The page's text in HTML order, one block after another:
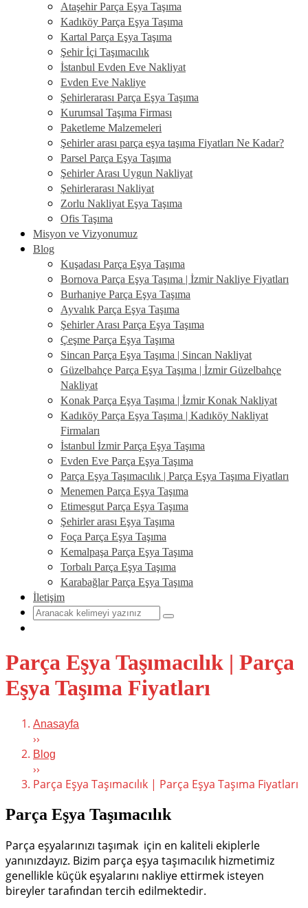
Ataşehir Parça Eşya Taşıma
Kadıköy Parça Eşya Taşıma
Kartal Parça Eşya Taşıma
Şehir İçi Taşımacılık
İstanbul Evden Eve Nakliyat
Evden Eve Nakliye
Şehirlerarası Parça Eşya Taşıma
Kurumsal Taşıma Firması
Paketleme Malzemeleri
Şehirler arası parça eşya taşıma Fiyatları Ne Kadar?
Parsel Parça Eşya Taşıma
Şehirler Arası Uygun Nakliyat
Şehirlerarası Nakliyat
Zorlu Nakliyat Eşya Taşıma
Ofis Taşıma
Misyon ve Vizyonumuz
Blog
Kuşadası Parça Eşya Taşıma
Bornova Parça Eşya Taşıma | İzmir Nakliye Fiyatları
Burhaniye Parça Eşya Taşıma
Ayvalık Parça Eşya Taşıma
Şehirler Arası Parça Eşya Taşıma
Çeşme Parça Eşya Taşıma
Sincan Parça Eşya Taşıma | Sincan Nakliyat
Güzelbahçe Parça Eşya Taşıma | İzmir Güzelbahçe
Nakliyat
Konak Parça Eşya Taşıma | İzmir Konak Nakliyat
Kadıköy Parça Eşya Taşıma | Kadıköy Nakliyat
Firmaları
İstanbul İzmir Parça Eşya Taşıma
Evden Eve Parça Eşya Taşıma
Parça Eşya Taşımacılık | Parça Eşya Taşıma Fiyatları
Menemen Parça Eşya Taşıma
Etimesgut Parça Eşya Taşıma
Şehirler arası Eşya Taşıma
Foça Parça Eşya Taşıma
Kemalpaşa Parça Eşya Taşıma
Torbalı Parça Eşya Taşıma
Karabağlar Parça Eşya Taşıma
İletişim
Parça Eşya Taşımacılık | Parça
Eşya Taşıma Fiyatları
Anasayfa
››
Blog
››
Parça Eşya Taşımacılık | Parça Eşya Taşıma Fiyatları
Parça Eşya Taşımacılık
Parça eşyalarınızı taşımak için en kaliteli ekiplerle
yanınızdayız. Bizim parça eşya taşımacılık hizmetimiz
genellikle küçük eşyalarını nakliye ettirmek isteyen
bireyler tarafından tercih edilmektedir.